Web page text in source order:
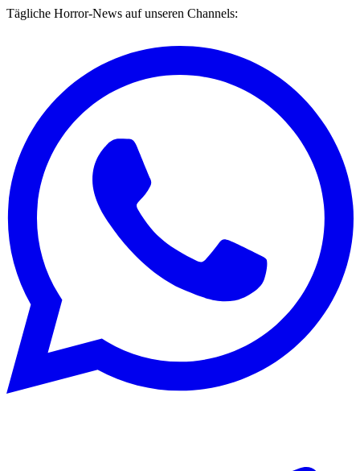
Tägliche Horror-News auf unseren Channels: